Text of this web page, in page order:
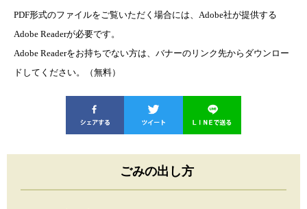
PDF形式のファイルをご覧いただく場合には、Adobe社が提供する
Adobe Readerが必要です。
Adobe Readerをお持ちでない方は、バナーのリンク先からダウンロー
ドしてください。（無料）
ごみの出し方